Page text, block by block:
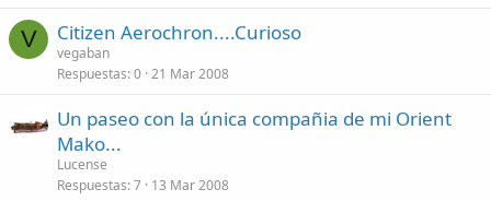
V Citizen Aerochron....Curioso
vegaban
Respuestas 0 21 Mar 2008
Un paseo con la única compañia de mi Orient
Mako...
Lucense
Respuestas 7 13 Mar 2008